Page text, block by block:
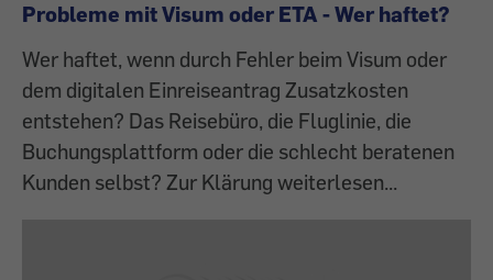
Probleme mit Visum oder ETA - Wer haftet?
Wer haftet, wenn durch Fehler beim Visum oder
dem digitalen Einreiseantrag Zusatzkosten
entstehen? Das Reisebüro, die Fluglinie, die
Buchungsplattform oder die schlecht beratenen
Kunden selbst? Zur Klärung weiterlesen...